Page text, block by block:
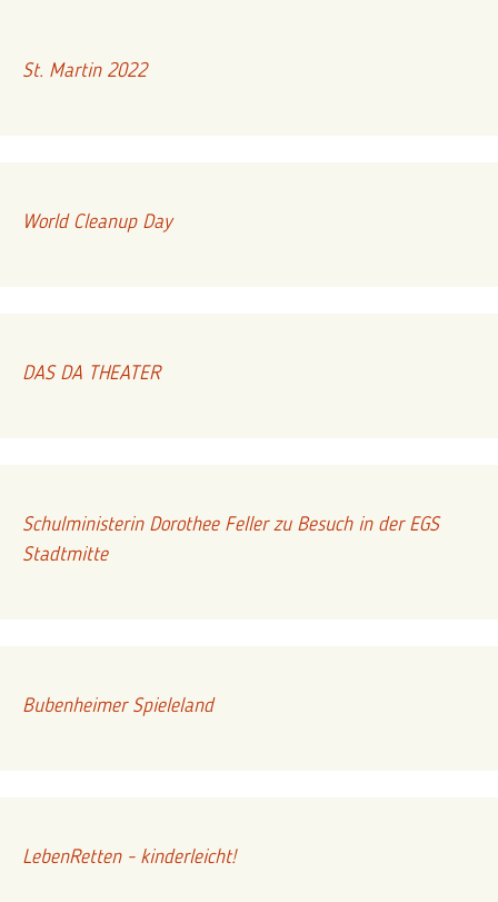
St. Martin 2022
World Cleanup Day
DAS DA THEATER
Schulministerin Dorothee Feller zu Besuch in der EGS
Stadtmitte
Bubenheimer Spieleland
LebenRetten - kinderleicht!